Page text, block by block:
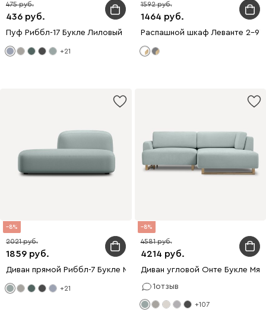
436
475
Пуф Риббл-17 Букле Лиловый
+21
1464
1592
Распашной шкаф Леванте 2-
8
1859
2021
Диван прямой Риббл-7 Букле Мятный
+21
8
4214
4581
Диван угловой Онте Букле
1отзыв
+107